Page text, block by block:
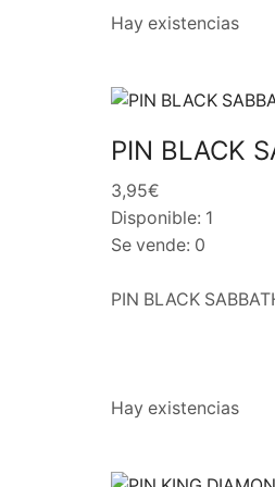
Hay existencias
PIN BLACK
3,95€
Disponible: 1
Se vende: 0
PIN BLACK
Hay existencias